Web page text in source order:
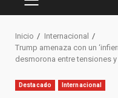
MENÚ
Inicio
Internacional
Trump amenaza con un
desmorona entre tensiones
Destacado Internacional